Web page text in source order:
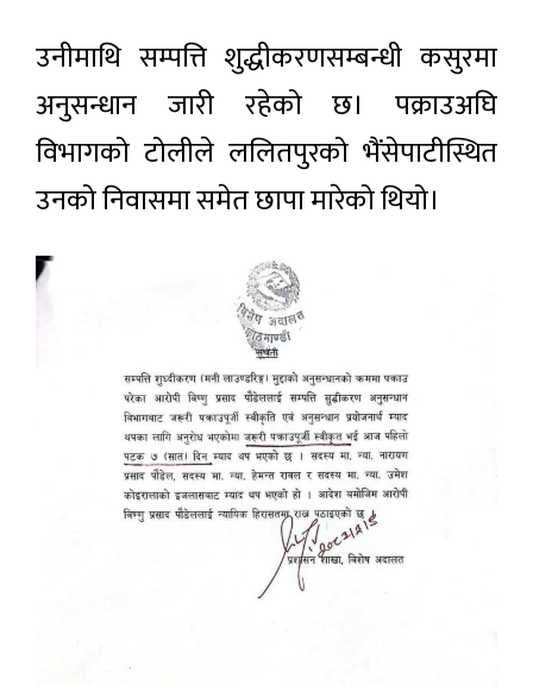
उनीमाथि सम्पत्ति शुद्धीकरणसम्बन्धी कसुरमा
अनुसन्धान जारी रहेको छ। पक्राउअघि
विभागको टोलीले ललितपुरको भैंसेपाटीस्थित
उनको निवासमा समेत छापा मारेको थियो।